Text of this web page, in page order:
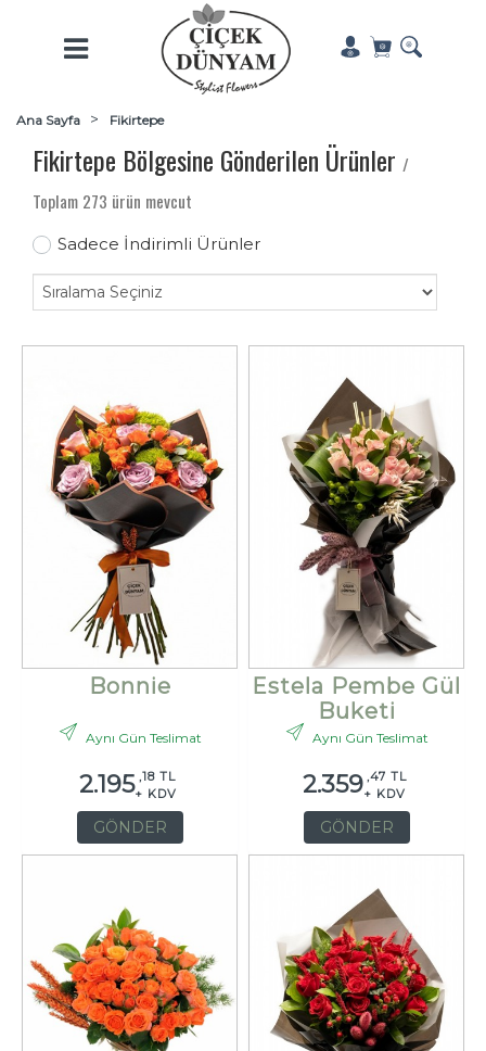
Ana Sayfa Fikirtepe
Fikirtepe Bölgesine Gönderilen Ürünler /
Toplam 273 ürün mevcut
Sadece İndirimli Ürünler
Bonnie
Aynı Gün Teslimat
2.195 ,18 TL
+ KDV
GÖNDER
Estela Pembe Gül
Buketi
Aynı Gün Teslimat
2.359 ,47 TL
+ KDV
GÖNDER